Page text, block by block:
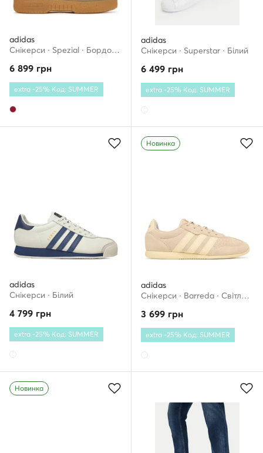
adidas
Снікерcи · Spezial · Бордовий
6 899 грн
extra -25% Код: SUMMER
adidas
Снікерcи · Superstar · Білий
6 499 грн
extra -25% Код: SUMMER
adidas
Снікерcи · Білий
4 799 грн
extra -25% Код: SUMMER
Новинка
adidas
Снікерcи · Barreda · Світло-бежевий
3 699 грн
extra -25% Код: SUMMER
Новинка